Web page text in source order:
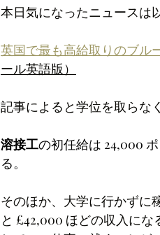
本日気になったニュースは
英国で最も高給取りのブル
ール英語版）
記事によると学位を取らな
溶接工の初任給は 24,000
る。
そのほか、大学に行かずに
と £42,000 ほどの収入に